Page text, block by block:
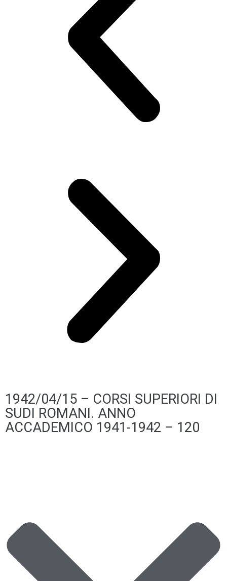
1942/04/15 – CORSI SUPERIORI DI
SUDI ROMANI. ANNO
ACCADEMICO 1941-1942 – 120